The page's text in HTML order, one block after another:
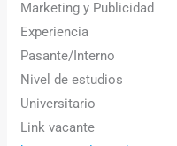
Marketing y Publicidad
Experiencia
Pasante/Interno
Nivel de estudios
Universitario
Link vacante